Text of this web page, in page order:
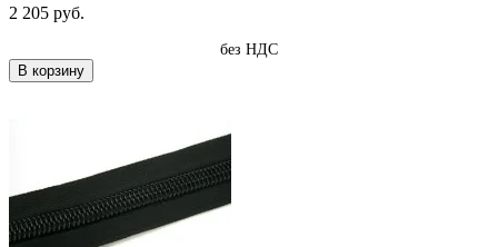
2 205 руб.
без НДС
В корзину